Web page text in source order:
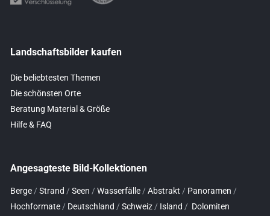
Landschaftsbilder kaufen
Die beliebtesten Themen
Die schönsten Orte
Beratung Material & Größe
Hilfe & FAQ
Angesagteste Bild-Kollektionen
Berge / Strand / Seen / Wasserfälle / Abstrakt / Panoramen /
Hochformate / Deutschland / Schweiz / Island / Dolomiten